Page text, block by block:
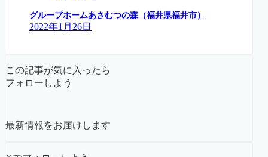
グループホームあさむつの森（福井県福井市）
2022年1月26日
この記事が気に入ったら
フォローしよう
最新情報をお届けします